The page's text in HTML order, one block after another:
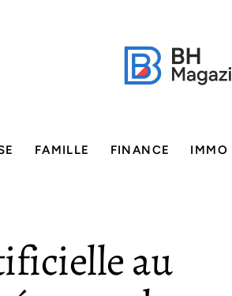
FAMILLE FINANCE IMMO
au